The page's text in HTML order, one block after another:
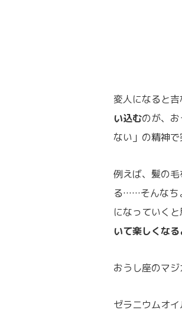
変人になると
い込むのが、
ない」の精神
例えば、髪の
る……そんなち
になっていく
いて楽しくな
おうし座のマ
ゼラニウムオイ